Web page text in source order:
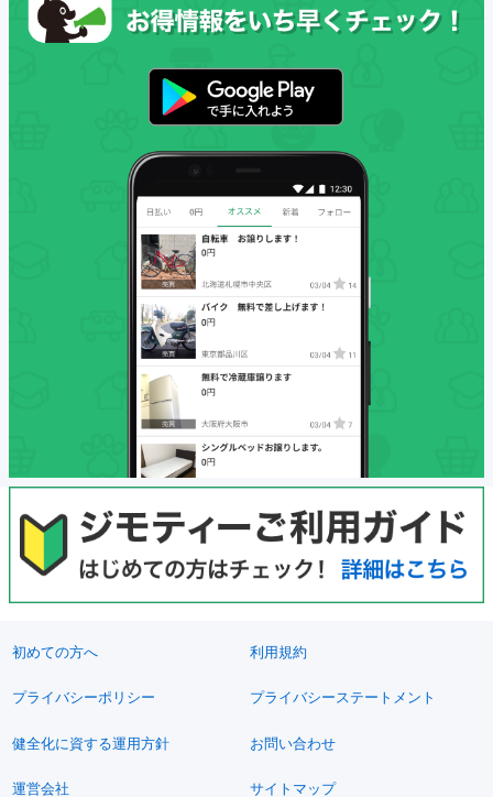
初めての方へ 利用規約
プライバシーポリシー プライバシーステートメント
健全化に資する運用方針 お問い合わせ
運営会社 サイトマップ